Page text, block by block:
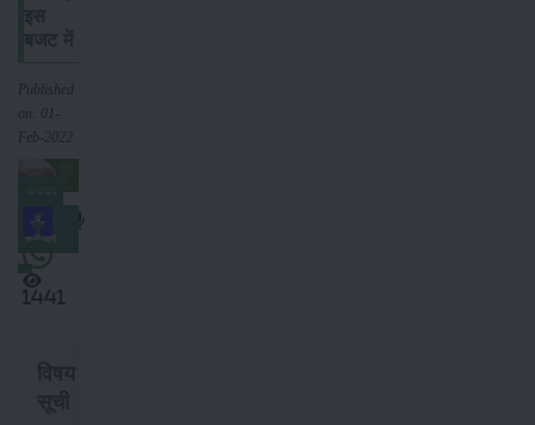
Published
on: 01-
Feb-2022
समाचार
1441